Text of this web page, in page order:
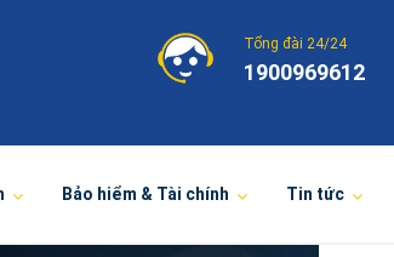
Tổng đài 24/24
1900969612
Bảo hiểm & Tài chính Tin tức